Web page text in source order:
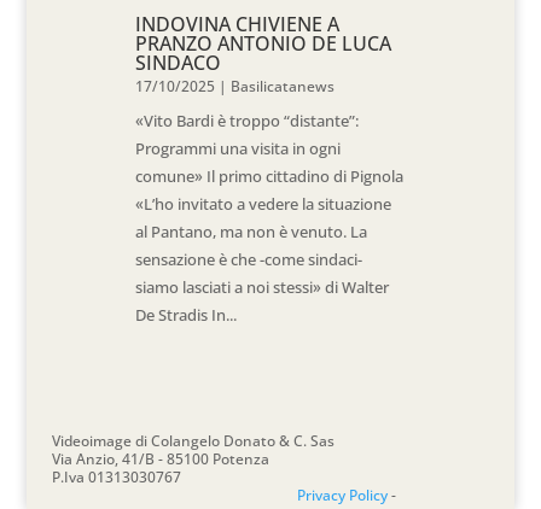
INDOVINA CHIVIENE A
PRANZO ANTONIO DE LUCA
SINDACO
17/10/2025 | Basilicatanews
«Vito Bardi è troppo “distante”:
Programmi una visita in ogni
comune» Il primo cittadino di Pignola
«L’ho invitato a vedere la situazione
al Pantano, ma non è venuto. La
sensazione è che -come sindaci-
siamo lasciati a noi stessi» di Walter
De Stradis In...
Videoimage di Colangelo Donato & C. Sas
Via Anzio, 41/B - 85100 Potenza
P.Iva 01313030767
Privacy Policy-